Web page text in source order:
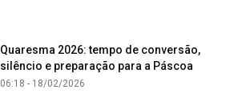
Quaresma 2026: tempo de conversão,
silêncio e preparação para a Páscoa
06:18 - 18/02/2026